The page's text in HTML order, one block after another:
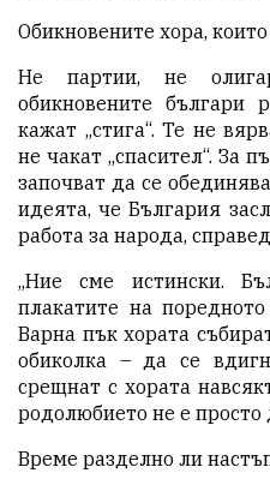
Обикновените хора, които
Не партии, не
обикновените
кажат „стига“. Те не
не чакат „спасител“. За
започват да се
идеята, че България
работа за народа,
„Ние сме истински.
плакатите на
Варна пък хората
обиколка – да се
срещнат с хората
родолюбието не е просто
Време разделно ли